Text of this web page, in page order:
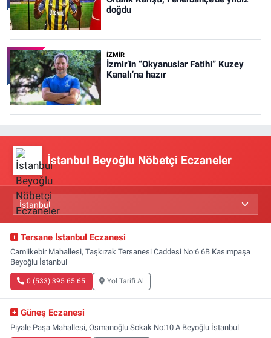
doğdu
İZMIR
İzmir’in “Okyanuslar Fatihi” Kuzey
Kanalı’na hazır
İstanbul Beyoğlu Nöbetçi Eczaneler
Tersane İstanbul Eczanesi
Camiikebir Mahallesi, Taşkızak Tersanesi Caddesi No:6 6B Kasımpaşa
Beyoğlu İstanbul
0 (533) 395 65 65 Yol Tarifi Al
Güneş Eczanesi
Piyale Paşa Mahallesi, Osmanoğlu Sokak No:10 A Beyoğlu İstanbul